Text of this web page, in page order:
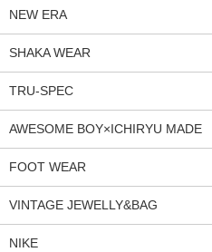
NEW ERA
SHAKA WEAR
TRU-SPEC
AWESOME BOY×ICHIRYU MADE
FOOT WEAR
VINTAGE JEWELLY&BAG
NIKE